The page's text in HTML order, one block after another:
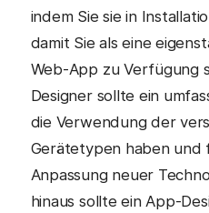
indem Sie sie in
damit Sie als eine
Web-App zu Verfügung
Designer sollte ein
die Verwendung der
Gerätetypen haben und
Anpassung neuer
hinaus sollte ein App-